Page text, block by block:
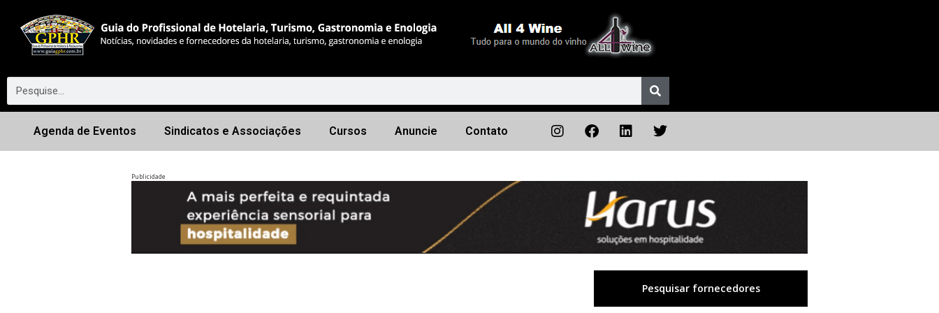
Agenda de Eventos Sindicatos e Associações Cursos Anuncie Contato
Publicidade
Próximo
Pesquisar fornecedores